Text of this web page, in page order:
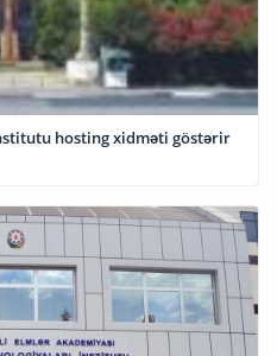
hosting xidməti göstərir